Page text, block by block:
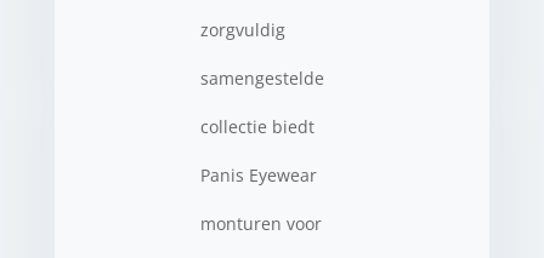
zorgvuldig
samengestelde
collectie biedt
Panis Eyewear
monturen voor